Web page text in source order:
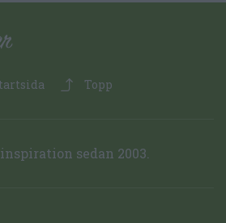
Topp
sedan 2003.